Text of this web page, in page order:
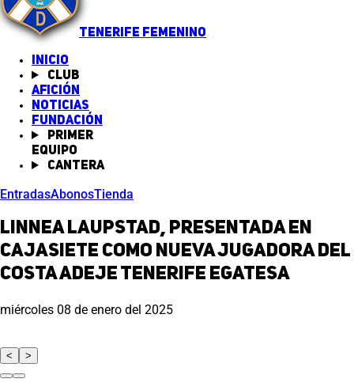
TENERIFE FEMENINO
INICIO
Club
Afición
Noticias
Fundación
Primer
equipo
Cantera
EntradasAbonosTienda
Linnea Laupstad, presentada en
Cajasiete como nueva jugadora del
Costa Adeje Tenerife Egatesa
miércoles 08 de enero del 2025
< >